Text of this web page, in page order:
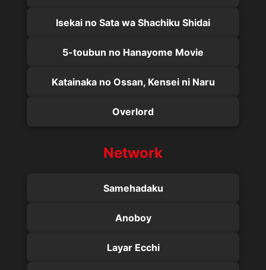
Isekai no Sata wa Shachiku Shidai
5-toubun no Hanayome Movie
Katainaka no Ossan, Kensei ni Naru
Overlord
Network
Samehadaku
Anoboy
Layar Ecchi